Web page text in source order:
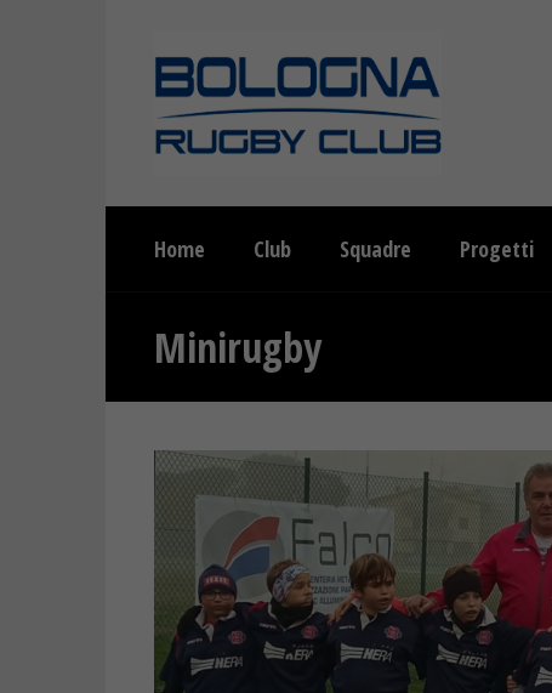
Home Club Squadre Progetti
Minirugby